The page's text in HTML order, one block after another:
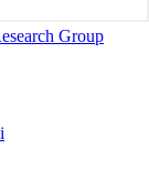
Group